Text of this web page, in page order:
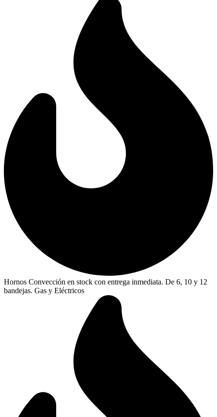
Hornos Convección en stock con entrega inmediata. De 6, 10 y 12
bandejas. Gas y Eléctricos